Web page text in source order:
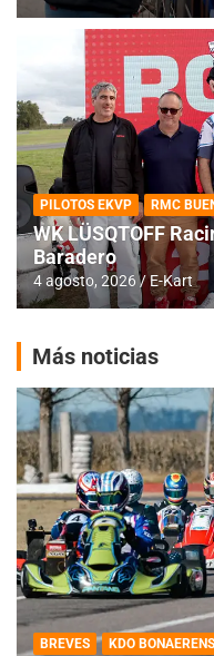
PILOTOS EKVP RMC
WK LÜSQTOFF
Baradero
4 agosto, 2026 E-Kart
Más noticias
BREVES KDO